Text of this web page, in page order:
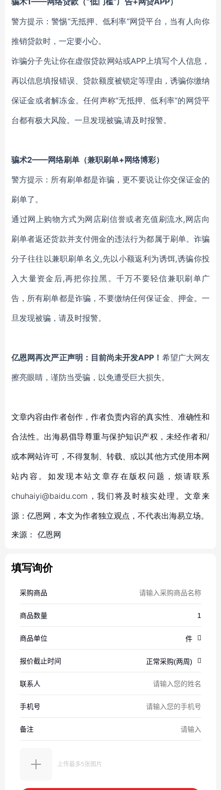
警方提示：警惕“无抵押、低利率”网贷平台 ， 当有人向你
推销贷款时 ， 一定要小心。
诈骗分子先让你在虚假贷款网站或APP上填写个人信息 ，
再以信息填报错误、 贷款额度被锁定等理由，诱骗你缴纳
保证金或者解冻金。任何声称“无抵押、低利率”的网贷平
台都有极大风险。一旦发现被骗,请及时报警。
骗术2——网络刷单 （兼职刷单+网络博彩）
警方提示 ： 所有刷单都是诈骗 ，更不要说让你交保证金的
刷单了。
通过网上购物方式为网店刷信誉或者充值刷流水,网店向
刷单者返还货款并支付佣金的违法行为都属于刷单。诈骗
分子往往以兼职刷单名义 ,先以小额返利为诱饵,诱骗你投
入大量资金后,再把你拉黑。千万不要轻信兼职刷单广
告，所有刷单都是诈骗，不要缴纳任何保证金、押金。一
旦发现被骗，请及时报警。
亿恩网再次严正声明：目前尚未开发APP！ 希望广大网友
擦亮眼睛，谨防当受骗，以免遭受巨大损失。
文章内容由作者创作，作者负责内容的真实性、准确性和
合法性。出海易倡导尊重与保护知识产权，未经作者和/
或本网站许可，不得复制、转载、或以其他方式使用本网
站内容。如发现本站文章存在版权问题，烦请联系
chuhaiyi@baidu.com，我们将及时核实处理。文章来
源：亿恩网，本文为作者独立观点，不代表出海易立场。
来源： 亿恩网
填写询价